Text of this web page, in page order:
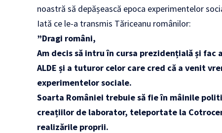
noastră să depășească epoca experimentelor
Iată ce le-a transmis Tăriceanu românilor:
”Dragi români,
Am decis să intru în cursa prezidențială și
ALDE și a tuturor celor care cred că a venit
experimentelor sociale.
Soarta României trebuie să fie în mâinile
creațiilor de laborator, teleportate la
realizările proprii.